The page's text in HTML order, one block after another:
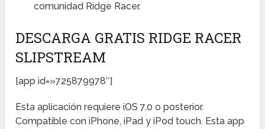
comunidad Ridge Racer.
DESCARGA GRATIS RIDGE RACER
SLIPSTREAM
[app id=»725879978″]
Esta aplicación requiere iOS 7.0 o posterior.
Compatible con iPhone, iPad y iPod touch. Esta app